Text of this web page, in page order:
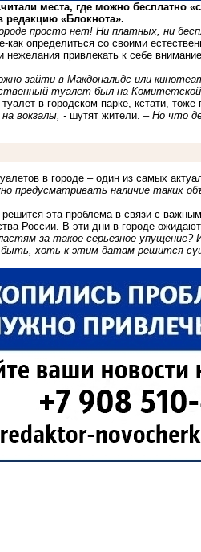
места, где можно бесплатно
редакцию «Блокнота».
просто нет! Ни платных, ни
как определиться со своими
нежелания привлекать к себе
зайти в Макдональдс или
туалет был на
в городском парке, кстати, тоже
вокзалы, - шутят жители. – Но что
в городе – один из самых
предусматривать наличие таких
эта проблема в связи с
России. В эти дни в городе
за такое серьезное
хоть к этим датам решится